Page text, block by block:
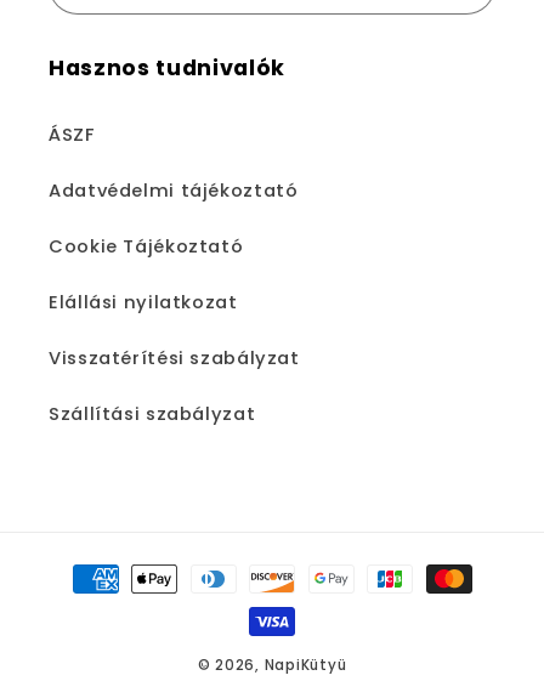
Hasznos tudnivalók
ÁSZF
Adatvédelmi tájékoztató
Cookie Tájékoztató
Elállási nyilatkozat
Visszatérítési szabályzat
Szállítási szabályzat
Fizetési
módok
© 2026, NapiKütyü